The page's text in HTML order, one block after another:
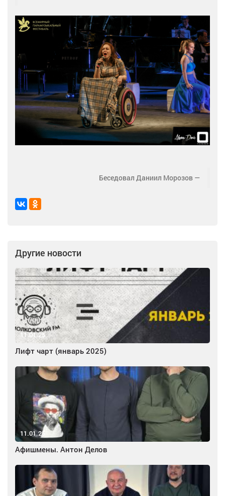
Беседовал Даниил Морозов
Другие новости
11.01.25
Лифт чарт (январь 2025)
11.01.25
Афишмены. Антон Делов